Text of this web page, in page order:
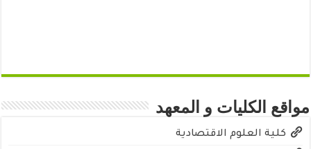
مواقع الكليات و المعهد
كلية العلوم الاقتصادية